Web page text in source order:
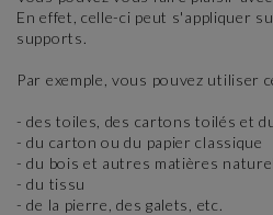
En effet, celle-ci peut s'appliquer
supports.
Par exemple, vous pouvez utiliser
- des toiles, des cartons toilés et
- du carton ou du papier classique
- du bois et autres matières
- du tissu
- de la pierre, des galets, etc.